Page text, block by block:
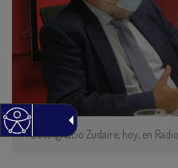
José Ignacio Zudaire, hoy, en